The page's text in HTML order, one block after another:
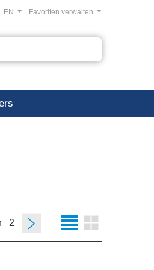
Favoriten verwalten
EN